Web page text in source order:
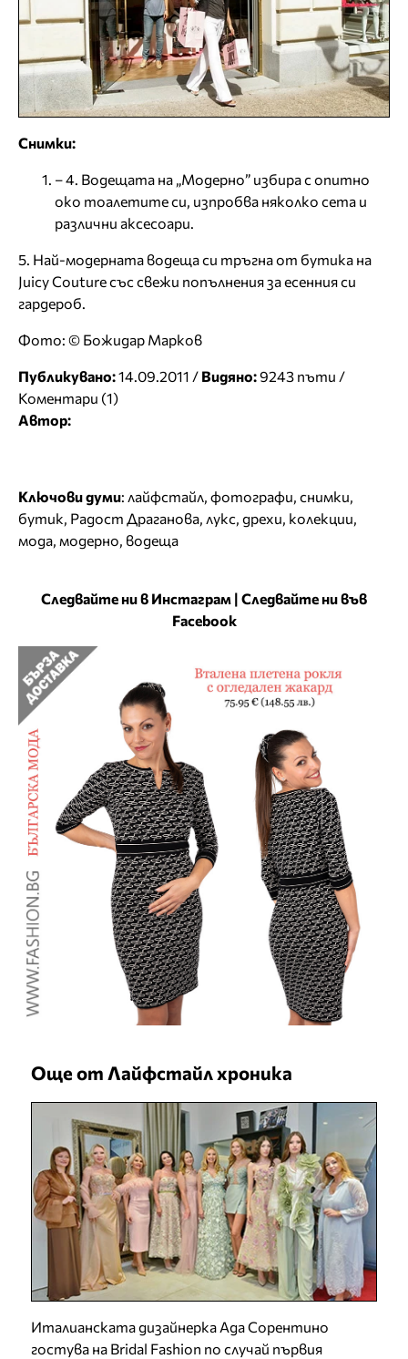
Снимки:
– 4. Водещата на „Модерно” избира с опитно
око тоалетите си, изпробва няколко сета и
различни аксесоари.
5. Най-модерната водеща си тръгна от бутика на
Juicy Couture със свежи попълнения за есенния си
гардероб.
Фото: © Божидар Марков
Публикувано:14.09.2011 / Видяно:9243 пъти /
Коментари (1)
Автор:
Ключови думи: лайфстайл фотографи снимки
бутик Радост Драганова лукс дрехи колекции
мода модерно водеща
Следвайте ни в Инстаграм | Следвайте ни във
Facebook
Още от Лайфстайл хроника
Италианската дизайнерка Ада Сорентино
гостува на Bridal Fashion по случай първия